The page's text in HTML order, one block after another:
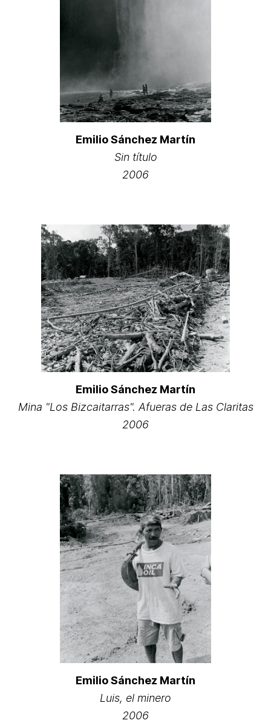
Emilio Sánchez Martín
Sin título
2006
Emilio Sánchez Martín
Mina "Los Bizcaitarras". Afueras de Las Claritas
2006
Emilio Sánchez Martín
Luis, el minero
2006